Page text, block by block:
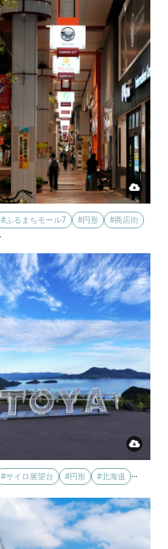
#ふるまちモール7 #円形
#商店街
#サイロ展望台 #円形 #北海道